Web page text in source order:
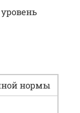
нормы